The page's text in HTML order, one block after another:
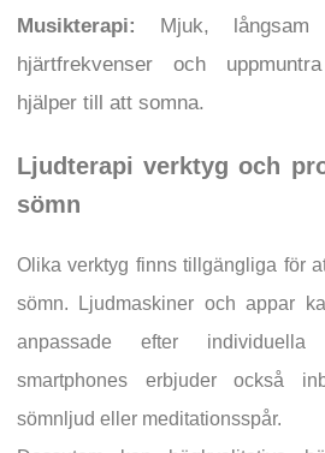
Musikterapi:
Mjuk,
hjärtfrekvenser och
hjälper till att somna.
Ljudterapi verktyg och
sömn
Olika verktyg finns tillgängliga för
sömn. Ljudmaskiner och appar
anpassade efter individuella
smartphones erbjuder också
sömnljud eller meditationsspår.